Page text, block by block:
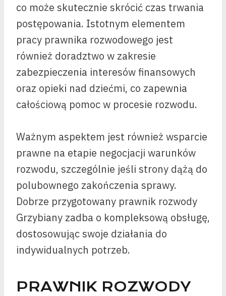
co może skutecznie skrócić czas trwania
postępowania. Istotnym elementem
pracy prawnika rozwodowego jest
również doradztwo w zakresie
zabezpieczenia interesów finansowych
oraz opieki nad dziećmi, co zapewnia
całościową pomoc w procesie rozwodu.
Ważnym aspektem jest również wsparcie
prawne na etapie negocjacji warunków
rozwodu, szczególnie jeśli strony dążą do
polubownego zakończenia sprawy.
Dobrze przygotowany prawnik rozwody
Grzybiany zadba o kompleksową obsługę,
dostosowując swoje działania do
indywidualnych potrzeb.
PRAWNIK ROZWODY